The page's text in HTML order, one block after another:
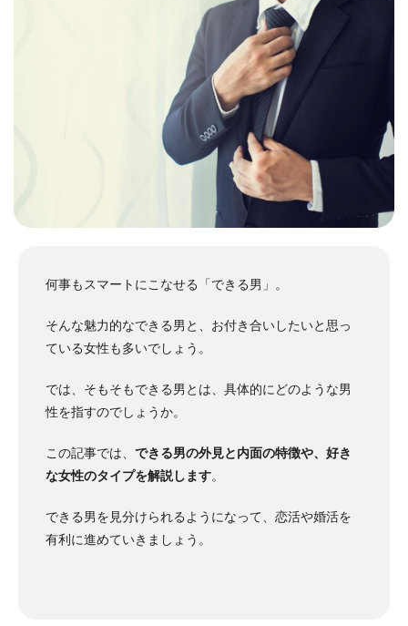
何事もスマートにこなせる「できる男」。
そんな魅力的なできる男と、お付き合いしたいと思っ
ている女性も多いでしょう。
では、そもそもできる男とは、具体的にどのような男
性を指すのでしょうか。
この記事では、 できる男の外見と内面の特徴や、好き
な女性のタイプを解説します。
できる男を見分けられるようになって、恋活や婚活を
有利に進めていきましょう。